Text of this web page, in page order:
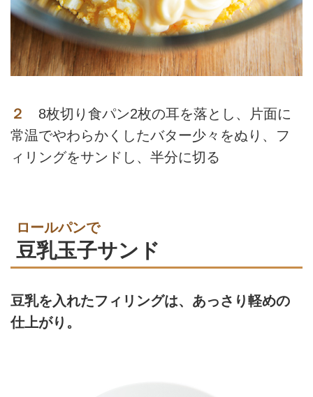
２
8枚切り食パン2枚の耳を落とし、片面に
常温でやわらかくしたバター少々をぬり、フ
ィリングをサンドし、半分に切る
ロールパンで
豆乳玉子サンド
豆乳を入れたフィリングは、あっさり軽めの
仕上がり。